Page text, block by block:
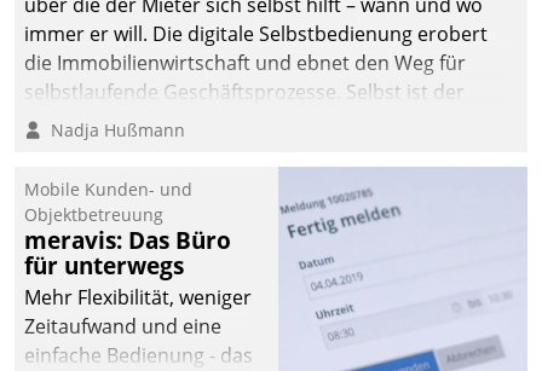
immer er will. Die digitale Selbstbedienung erobert
die Immobilienwirtschaft und ebnet den Weg für
selbstlaufende Geschäftsprozesse. Selbst ist der
Kunde und smart der Serviceanbieter.
Nadja Hußmann
Mobile Kunden- und
Objektbetreuung
meravis: Das Büro
für unterwegs
Mehr Flexibilität, weniger
Zeitaufwand und eine
einfache Bedienung - das